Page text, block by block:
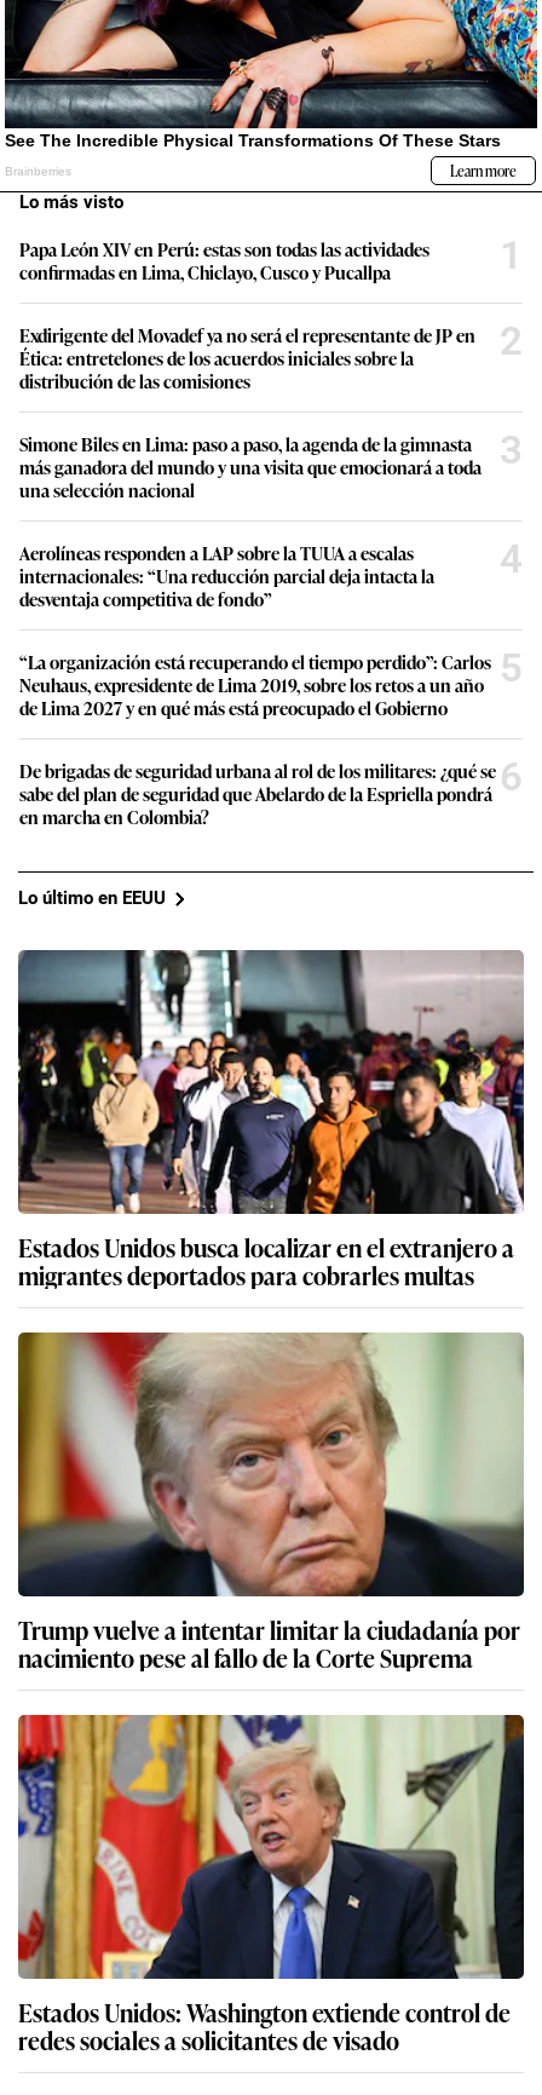
Lo más visto
Papa León XIV en Perú: estas son todas las actividades
confirmadas en Lima, Chiclayo, Cusco y Pucallpa
1
Exdirigente del Movadef ya no será el representante de JP en
Ética: entretelones de los acuerdos iniciales sobre la
distribución de las comisiones
2
Simone Biles en Lima: paso a paso, la agenda de la gimnasta
más ganadora del mundo y una visita que emocionará a toda
una selección nacional
3
Aerolíneas responden a LAP sobre la TUUA a escalas
internacionales: “Una reducción parcial deja intacta la
desventaja competitiva de fondo”
4
“La organización está recuperando el tiempo perdido”: Carlos
Neuhaus, expresidente de Lima 2019, sobre los retos a un año
de Lima 2027 y en qué más está preocupado el Gobierno
5
De brigadas de seguridad urbana al rol de los militares: ¿qué se
sabe del plan de seguridad que Abelardo de la Espriella pondrá
en marcha en Colombia?
6
Lo último en EEUU
Estados Unidos busca localizar en el extranjero a
migrantes deportados para cobrarles multas
Trump vuelve a intentar limitar la ciudadanía por
nacimiento pese al fallo de la Corte Suprema
Estados Unidos: Washington extiende control de
redes sociales a solicitantes de visado